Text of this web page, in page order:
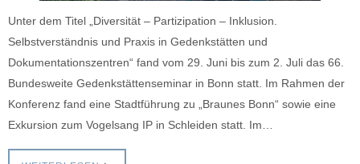
Unter dem Titel „Diversität – Partizipation – Inklusion.
Selbstverständnis und Praxis in Gedenkstätten und
Dokumentationszentren“ fand vom 29. Juni bis zum 2. Juli das 66.
Bundesweite Gedenkstättenseminar in Bonn statt. Im Rahmen der
Konferenz fand eine Stadtführung zu „Braunes Bonn“ sowie eine
Exkursion zum Vogelsang IP in Schleiden statt. Im…